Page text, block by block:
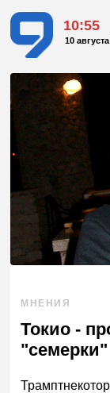
10:55
10
МНЕНИЯ
Токио -
"семерки"